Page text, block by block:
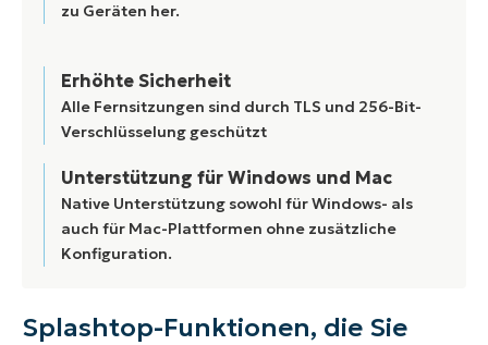
zu Geräten her.
Erhöhte Sicherheit
Alle Fernsitzungen sind durch TLS und 256-Bit-
Verschlüsselung geschützt
Unterstützung für Windows und Mac
Native Unterstützung sowohl für Windows- als
auch für Mac-Plattformen ohne zusätzliche
Konfiguration.
Splashtop-Funktionen, die Sie